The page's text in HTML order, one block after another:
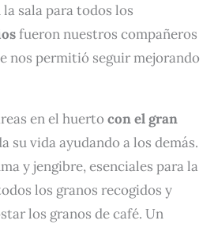
sala para todos los
fueron nuestros compañeros
nos permitió seguir mejorando
en el huertocon el gran
su vida ayudando a los demás.
y jengibre, esenciales para la
los granos recogidos y
los granos de café. Un